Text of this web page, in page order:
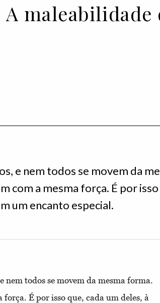
maleabilidade
e nem todos se movem da
com a mesma força. É por isso
um encanto especial.
nem todos se movem da mesma forma.
força. É por isso que, cada um deles, à